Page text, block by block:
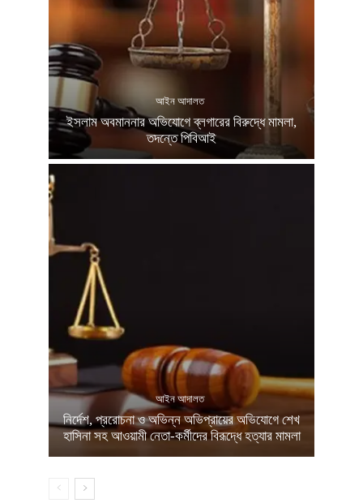
আইন আদালত
ইসলাম অবমাননার অভিযোগে ব্লগারের বিরুদ্ধে মামলা,
তদন্তে পিবিআই
আইন আদালত
নির্দেশ, প্ররোচনা ও অভিন্ন অভিপ্রায়ের অভিযোগে শেখ
হাসিনা সহ আওয়ামী নেতা-কর্মীদের বিরূদ্ধে হত্যার মামলা